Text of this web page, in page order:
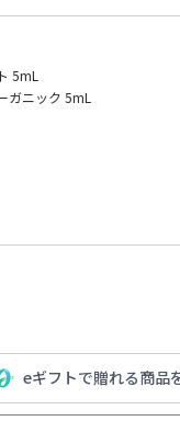
5mL
ガニック 5mL
eギフトで贈れる商品